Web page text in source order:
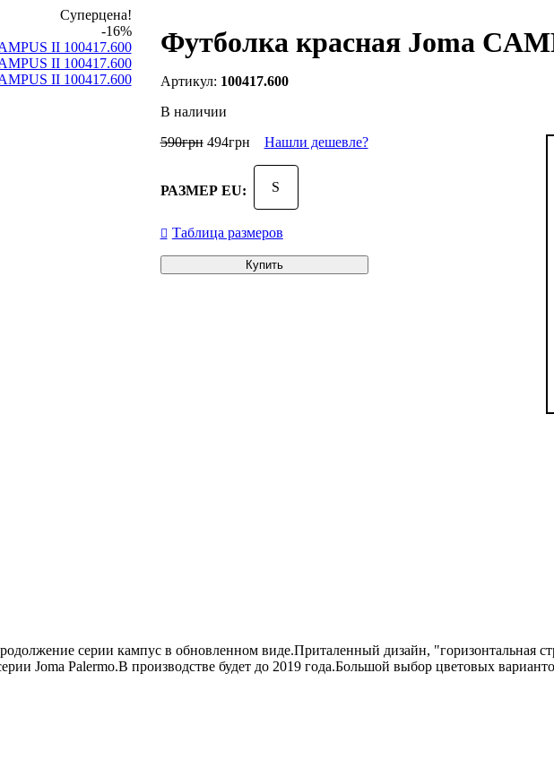
Суперцена!
-16%
Футболка красная Joma
100417.600
В наличии
590грн 494грн Нашли дешевле?
РАЗМЕР EU: S
Таблица размеров
Купить
серии кампус в обновленном виде.Приталенный дизайн, "горизонтальная
Joma Palermo.В производстве будет до 2019 года.Большой выбор цветовых